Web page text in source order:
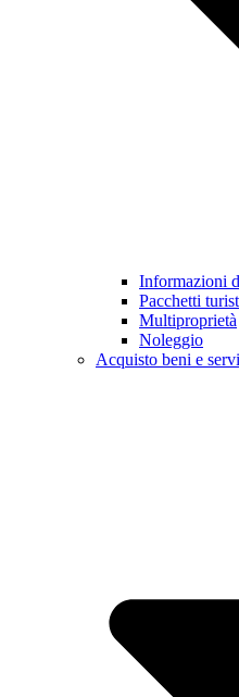
Informazioni
Pacchetti
Multiproprietà
Noleggio
Acquisto beni e